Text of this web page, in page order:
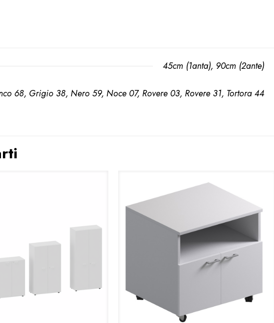
45cm (1anta), 90cm (2ante)
68, Grigio 38, Nero 59, Noce 07, Rovere 03, Rovere 31, Tortora 44